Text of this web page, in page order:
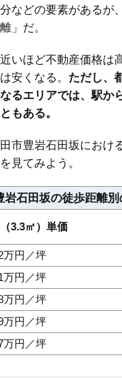
19万円
田 18万円
18万円
町 17万円
17万円
17万円
17万円
16万円
16万円
16万円
16万円
などの要素があるが
」だ。
いほど不動産価格は
安くなる。 ただし、
るエリアでは、駅か
もある。
市豊岩石田坂におけ
見てみよう。
石田坂の徒歩距離別
3.3㎡）単価
万円／坪
万円／坪
万円／坪
万円／坪
万円／坪